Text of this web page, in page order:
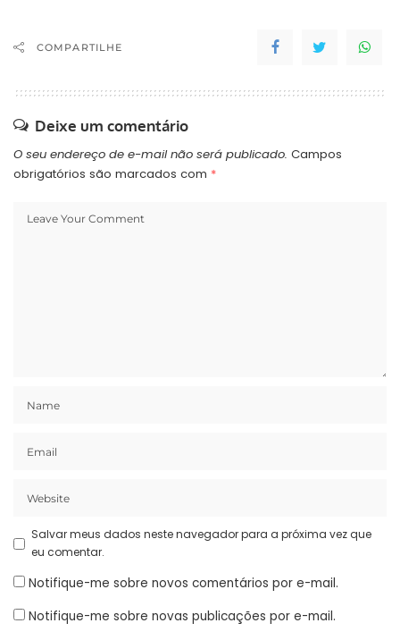
COMPARTILHE
Deixe um comentário
O seu endereço de e-mail não será publicado. Campos
obrigatórios são marcados com *
Salvar meus dados neste navegador para a próxima vez que
eu comentar.
Notifique-me sobre novos comentários por e-mail.
Notifique-me sobre novas publicações por e-mail.